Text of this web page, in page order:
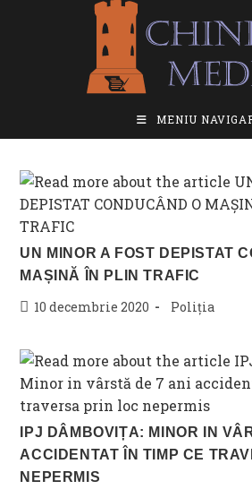
MENIU
UN MINOR A FOST DEPISTAT
MAȘINĂ ÎN PLIN TRAFIC
Post10 decembrie 2020
Post
Poliția
IPJ DÂMBOVIȚA: MINOR IN
ACCIDENTAT ÎN TIMP CE
NEPERMIS